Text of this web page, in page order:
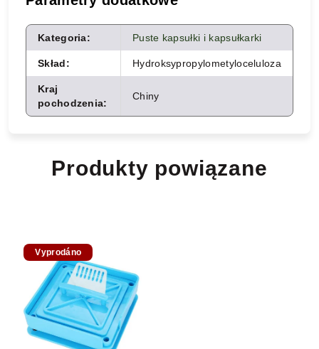
Kategoria: Puste kapsułki i kapsułkarki
Skład: Hydroksypropylometyloceluloza
Kraj
pochodzenia:
Chiny
Produkty powiązane
Vyprodáno